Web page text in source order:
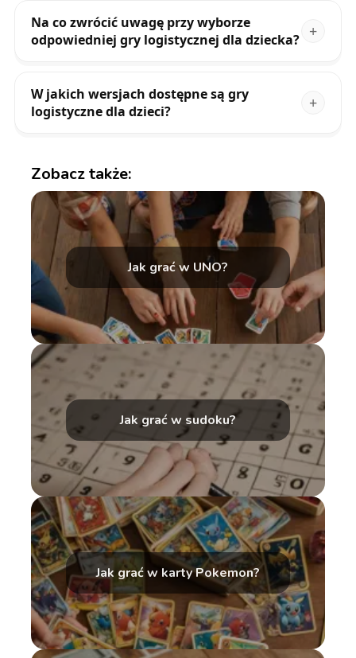
Na co zwrócić uwagę przy wyborze
odpowiedniej gry logistycznej dla dziecka?
W jakich wersjach dostępne są gry
logistyczne dla dzieci?
Zobacz także:
Jak grać w UNO?
Jak grać w sudoku?
Jak grać w karty Pokemon?